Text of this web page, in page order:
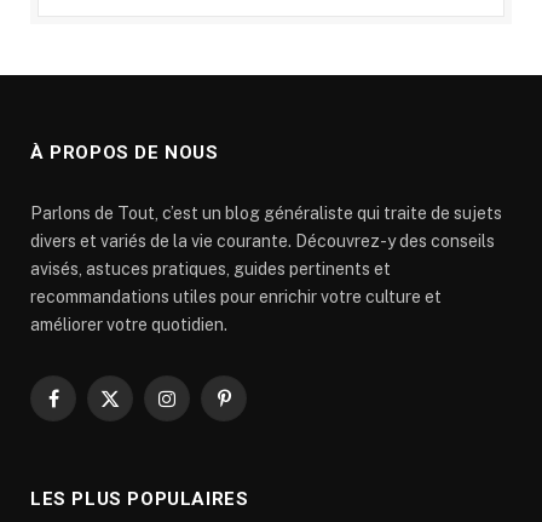
À PROPOS DE NOUS
Parlons de Tout, c’est un blog généraliste qui traite de sujets
divers et variés de la vie courante. Découvrez-y des conseils
avisés, astuces pratiques, guides pertinents et
recommandations utiles pour enrichir votre culture et
améliorer votre quotidien.
Facebook
X
InstagramPinterest
LES PLUS POPULAIRES